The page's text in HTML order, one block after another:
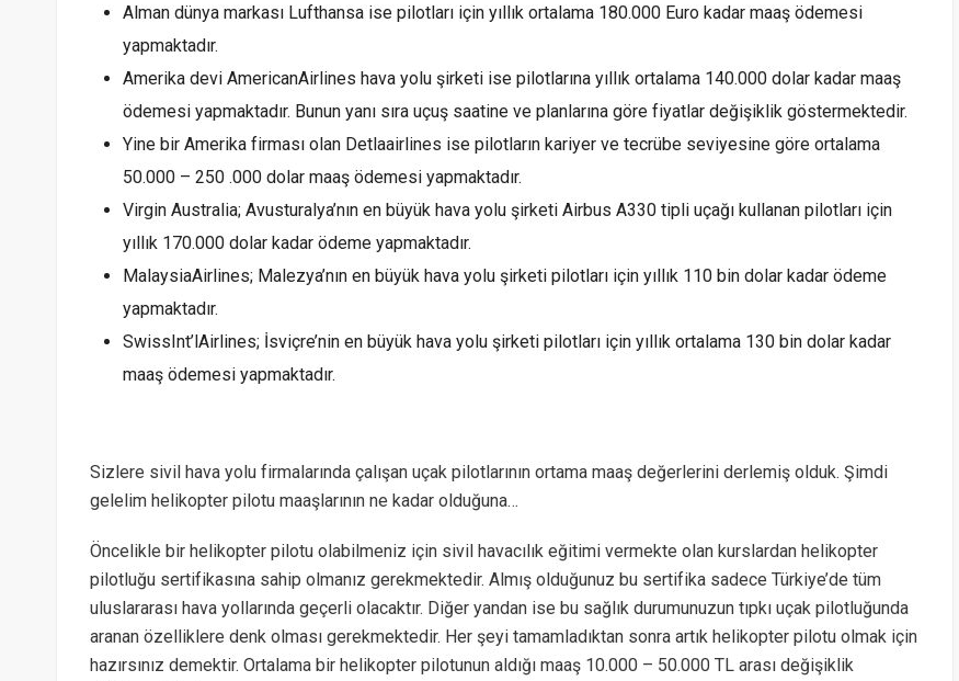
Alman dünya markası Lufthansa ise pilotları için yıllık ortalama 180.000 Euro kadar maaş ödemesi
yapmaktadır.
Amerika devi AmericanAirlines hava yolu şirketi ise pilotlarına yıllık ortalama 140.000 dolar kadar maaş
ödemesi yapmaktadır. Bunun yanı sıra uçuş saatine ve planlarına göre fiyatlar değişiklik göstermektedir.
Yine bir Amerika firması olan Detlaairlines ise pilotların kariyer ve tecrübe seviyesine göre ortalama
50.000 – 250 .000 dolar maaş ödemesi yapmaktadır.
Virgin Australia; Avusturalya’nın en büyük hava yolu şirketi Airbus A330 tipli uçağı kullanan pilotları için
yıllık 170.000 dolar kadar ödeme yapmaktadır.
MalaysiaAirlines; Malezya’nın en büyük hava yolu şirketi pilotları için yıllık 110 bin dolar kadar ödeme
yapmaktadır.
SwissInt’lAirlines; İsviçre’nin en büyük hava yolu şirketi pilotları için yıllık ortalama 130 bin dolar kadar
maaş ödemesi yapmaktadır.
Sizlere sivil hava yolu firmalarında çalışan uçak pilotlarının ortama maaş değerlerini derlemiş olduk. Şimdi
gelelim helikopter pilotu maaşlarının ne kadar olduğuna…
Öncelikle bir helikopter pilotu olabilmeniz için sivil havacılık eğitimi vermekte olan kurslardan helikopter
pilotluğu sertifikasına sahip olmanız gerekmektedir. Almış olduğunuz bu sertifika sadece Türkiye’de tüm
uluslararası hava yollarında geçerli olacaktır. Diğer yandan ise bu sağlık durumunuzun tıpkı uçak pilotluğunda
aranan özelliklere denk olması gerekmektedir. Her şeyi tamamladıktan sonra artık helikopter pilotu olmak için
hazırsınız demektir. Ortalama bir helikopter pilotunun aldığı maaş 10.000 – 50.000 TL arası değişiklik